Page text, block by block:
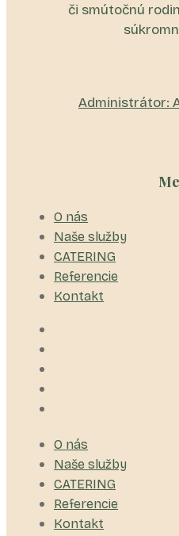
či smútočnú
Administrátor:
O nás
Naše služby
CATERING
Referencie
Kontakt
O nás
Naše služby
CATERING
Referencie
Kontakt